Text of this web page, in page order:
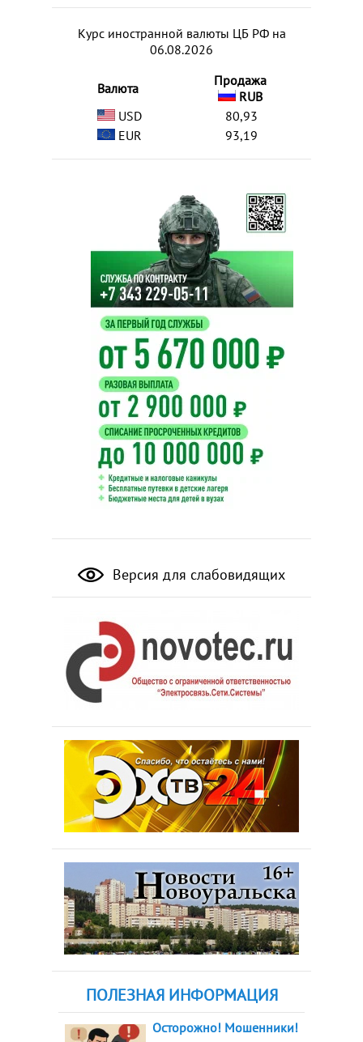
Курс иностранной валюты ЦБ РФ на
06.08.2026
Валюта
Продажа
RUB
USD
80,93
EUR
93,19
Версия для слабовидящих
ПОЛЕЗНАЯ ИНФОРМАЦИЯ
Осторожно! Мошенники!